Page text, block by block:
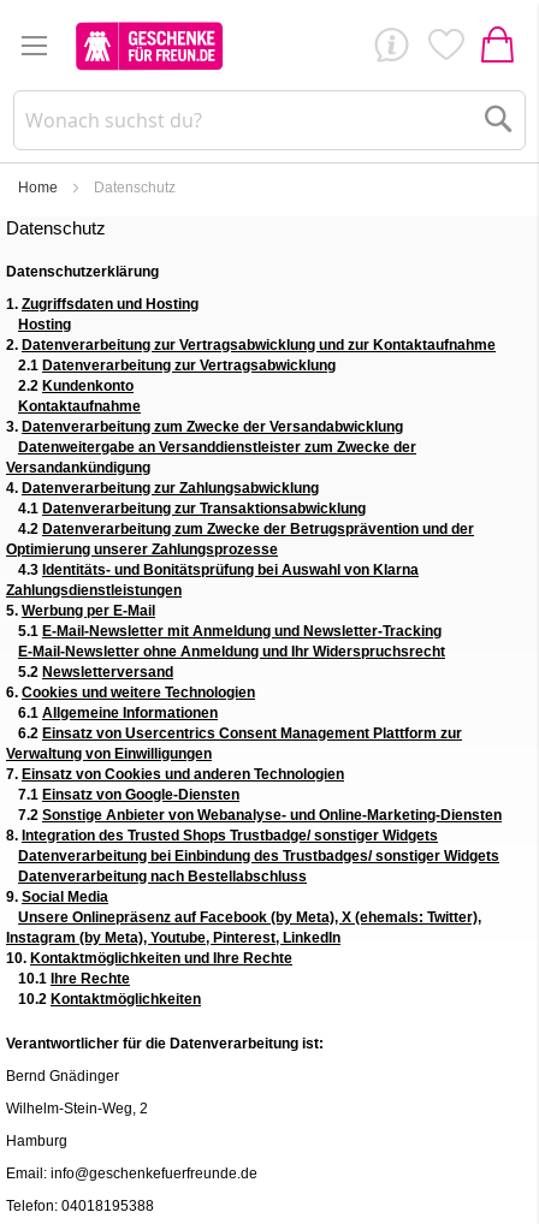
Home Datenschutz
Datenschutz
Datenschutzerklärung
1. Zugriffsdaten und Hosting
Hosting
2. Datenverarbeitung zur Vertragsabwicklung und zur Kontaktaufnahme
2.1 Datenverarbeitung zur Vertragsabwicklung
2.2 Kundenkonto
Kontaktaufnahme
3. Datenverarbeitung zum Zwecke der Versandabwicklung
Datenweitergabe an Versanddienstleister zum Zwecke der
Versandankündigung
4. Datenverarbeitung zur Zahlungsabwicklung
4.1 Datenverarbeitung zur Transaktionsabwicklung
4.2 Datenverarbeitung zum Zwecke der Betrugsprävention und der
Optimierung unserer Zahlungsprozesse
4.3 Identitäts- und Bonitätsprüfung bei Auswahl von Klarna
Zahlungsdienstleistungen
5. Werbung per E-Mail
5.1 E-Mail-Newsletter mit Anmeldung und Newsletter-Tracking
E-Mail-Newsletter ohne Anmeldung und Ihr Widerspruchsrecht
5.2 Newsletterversand
6. Cookies und weitere Technologien
6.1 Allgemeine Informationen
6.2 Einsatz von Usercentrics Consent Management Plattform zur
Verwaltung von Einwilligungen
7. Einsatz von Cookies und anderen Technologien
7.1 Einsatz von Google-Diensten
7.2 Sonstige Anbieter von Webanalyse- und Online-Marketing-Diensten
8. Integration des Trusted Shops Trustbadge/ sonstiger Widgets
Datenverarbeitung bei Einbindung des Trustbadges/ sonstiger Widgets
Datenverarbeitung nach Bestellabschluss
9. Social Media
Unsere Onlinepräsenz auf Facebook (by Meta), X (ehemals: Twitter),
Instagram (by Meta), Youtube, Pinterest, LinkedIn
10. Kontaktmöglichkeiten und Ihre Rechte
10.1 Ihre Rechte
10.2 Kontaktmöglichkeiten
Verantwortlicher für die Datenverarbeitung ist:
Bernd Gnädinger
Wilhelm-Stein-Weg, 2
Hamburg
Email: info@geschenkefuerfreunde.de
Telefon: 04018195388